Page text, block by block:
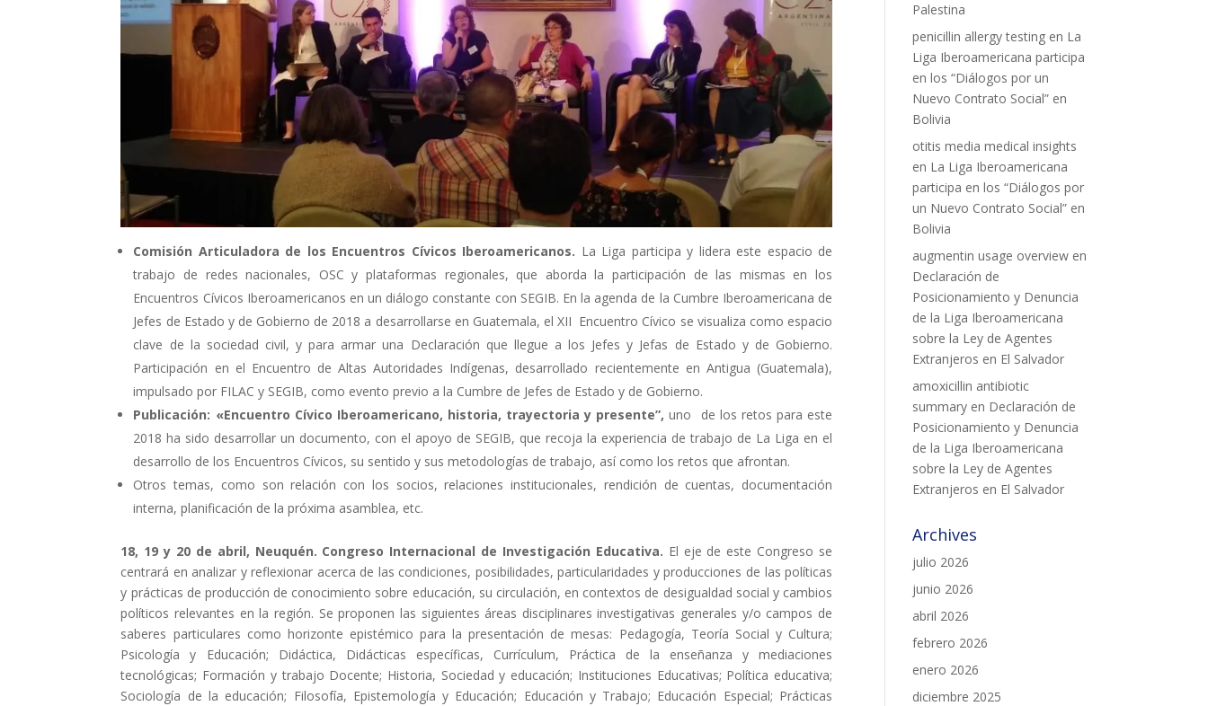
Comisión Articuladora de los Encuentros Cívicos Iberoamericanos. La Liga participa y lidera este espacio de
trabajo de redes nacionales, OSC y plataformas regionales, que aborda la participación de las mismas en los
Encuentros Cívicos Iberoamericanos en un diálogo constante con SEGIB. En la agenda de la Cumbre Iberoamericana de
Jefes de Estado y de Gobierno de 2018 a desarrollarse en Guatemala, el XII Encuentro Cívico se visualiza como espacio
clave de la sociedad civil, y para armar una Declaración que llegue a los Jefes y Jefas de Estado y de Gobierno.
Participación en el Encuentro de Altas Autoridades Indígenas, desarrollado recientemente en Antigua (Guatemala),
impulsado por FILAC y SEGIB, como evento previo a la Cumbre de Jefes de Estado y de Gobierno.
Publicación: «Encuentro Cívico Iberoamericano, historia, trayectoria y presente”,uno de los retos para este
2018 ha sido desarrollar un documento, con el apoyo de SEGIB, que recoja la experiencia de trabajo de La Liga en el
desarrollo de los Encuentros Cívicos, su sentido y sus metodologías de trabajo, así como los retos que afrontan.
Otros temas, como son relación con los socios, relaciones institucionales, rendición de cuentas, documentación
interna, planificación de la próxima asamblea, etc.
18, 19 y 20 de abril, Neuquén. Congreso Internacional de Investigación Educativa. El eje de este Congreso se
centrará en analizar y reflexionar acerca de las condiciones, posibilidades, particularidades y producciones de las políticas
y prácticas de producción de conocimiento sobre educación, su circulación, en contextos de desigualdad social y cambios
políticos relevantes en la región. Se proponen las siguientes áreas disciplinares investigativas generales y/o campos de
saberes particulares como horizonte epistémico para la presentación de mesas: Pedagogía, Teoría Social y Cultura;
Psicología y Educación; Didáctica, Didácticas específicas, Currículum, Práctica de la enseñanza y mediaciones
tecnológicas; Formación y trabajo Docente; Historia, Sociedad y educación; Instituciones Educativas; Política educativa;
Sociología de la educación; Filosofía, Epistemología y Educación; Educación y Trabajo; Educación Especial; Prácticas
Palestina
penicillin allergy testing en La
Liga Iberoamericana participa
en los “Diálogos por un
Nuevo Contrato Social” en
Bolivia
otitis media medical insights
en La Liga Iberoamericana
participa en los “Diálogos por
un Nuevo Contrato Social” en
Bolivia
augmentin usage overview en
Declaración de
Posicionamiento y Denuncia
de la Liga Iberoamericana
sobre la Ley de Agentes
Extranjeros en El Salvador
amoxicillin antibiotic
summary en Declaración de
Posicionamiento y Denuncia
de la Liga Iberoamericana
sobre la Ley de Agentes
Extranjeros en El Salvador
Archives
julio 2026
junio 2026
abril 2026
febrero 2026
enero 2026
diciembre 2025